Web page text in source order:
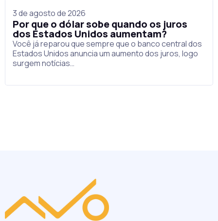
3 de agosto de 2026
Por que o dólar sobe quando os juros
dos Estados Unidos aumentam?
Você já reparou que sempre que o banco central dos
Estados Unidos anuncia um aumento dos juros, logo
surgem notícias…